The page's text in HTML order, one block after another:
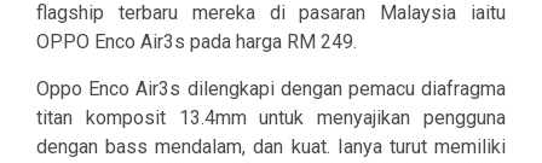
flagship terbaru mereka di pasaran Malaysia iaitu
OPPO Enco Air3s pada harga RM 249.
Oppo Enco Air3s dilengkapi dengan pemacu diafragma
titan komposit 13.4mm untuk menyajikan pengguna
dengan bass mendalam, dan kuat. Ianya turut memiliki